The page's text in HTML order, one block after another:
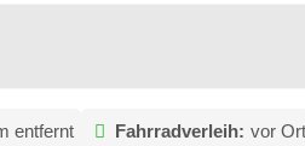
entfernt Fahrradverleih: vor Ort